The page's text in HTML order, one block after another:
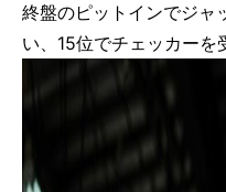
終盤のピットインでジャ
い、15位でチェッカーを